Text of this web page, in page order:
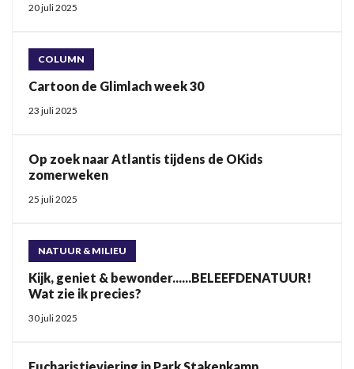
20 juli 2025
COLUMN
Cartoon de Glimlach week 30
23 juli 2025
Op zoek naar Atlantis tijdens de OKids
zomerweken
25 juli 2025
NATUUR & MILIEU
Kijk, geniet & bewonder......BELEEFDENATUUR!
Wat zie ik precies?
30 juli 2025